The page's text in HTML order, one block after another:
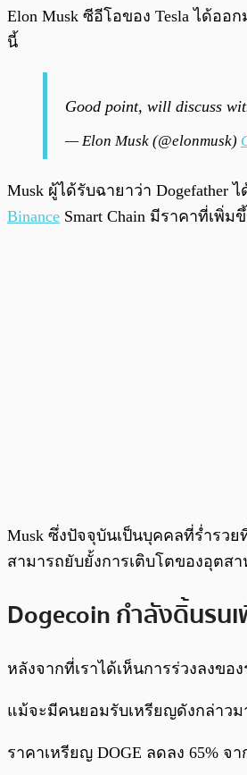
พร้อมเล่น
Elon Musk ซีอีโอของ Tesla ได้อ
นี้
Good point, will discuss
— Elon Musk (@elonmusk)
Musk ผู้ได้รับฉายาว่า
Binance Smart Chain มีราคาที่เพิ่
Musk ซึ่งปัจจุบันเป็นบุคคลที่ร่ำรว
สามารถยับยั้งการเติบโตของอุตส
Dogecoin กำลังดิ้นรน
หลังจากที่เราได้เห็นการร่วงลงข
แม้จะมีคนยอมรับเหรียญดังกล่าวม
ราคาเหรียญ DOGE ลดลง 65% จ